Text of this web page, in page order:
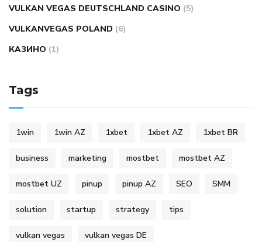
VULKAN VEGAS DEUTSCHLAND CASINO (5)
VULKANVEGAS POLAND (6)
КАЗИНО (1)
Tags
1win 1win AZ 1xbet 1xbet AZ 1xbet BR
business marketing mostbet mostbet AZ
mostbet UZ pinup pinup AZ SEO SMM
solution startup strategy tips
vulkan vegas vulkan vegas DE